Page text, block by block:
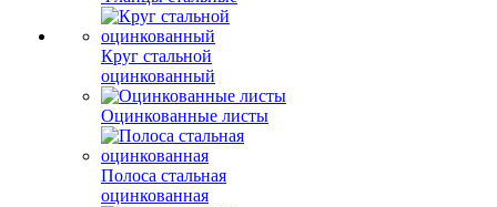
Круг стальной
оцинкованный
Оцинкованные листы
Полоса стальная
оцинкованная